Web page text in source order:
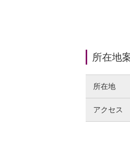
所在地
所在地
アクセス